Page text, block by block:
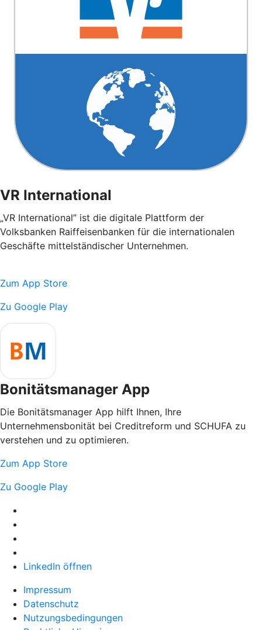
VR International
„VR International” ist die digitale Plattform der
Volksbanken Raiffeisenbanken für die internationalen
Geschäfte mittelständischer Unternehmen.
Zum App Store
Zu Google Play
Bonitätsmanager App
Die Bonitätsmanager App hilft Ihnen, Ihre
Unternehmensbonität bei Creditreform und SCHUFA zu
verstehen und zu optimieren.
Zum App Store
Zu Google Play
LinkedIn öffnen
Impressum
Datenschutz
Nutzungsbedingungen